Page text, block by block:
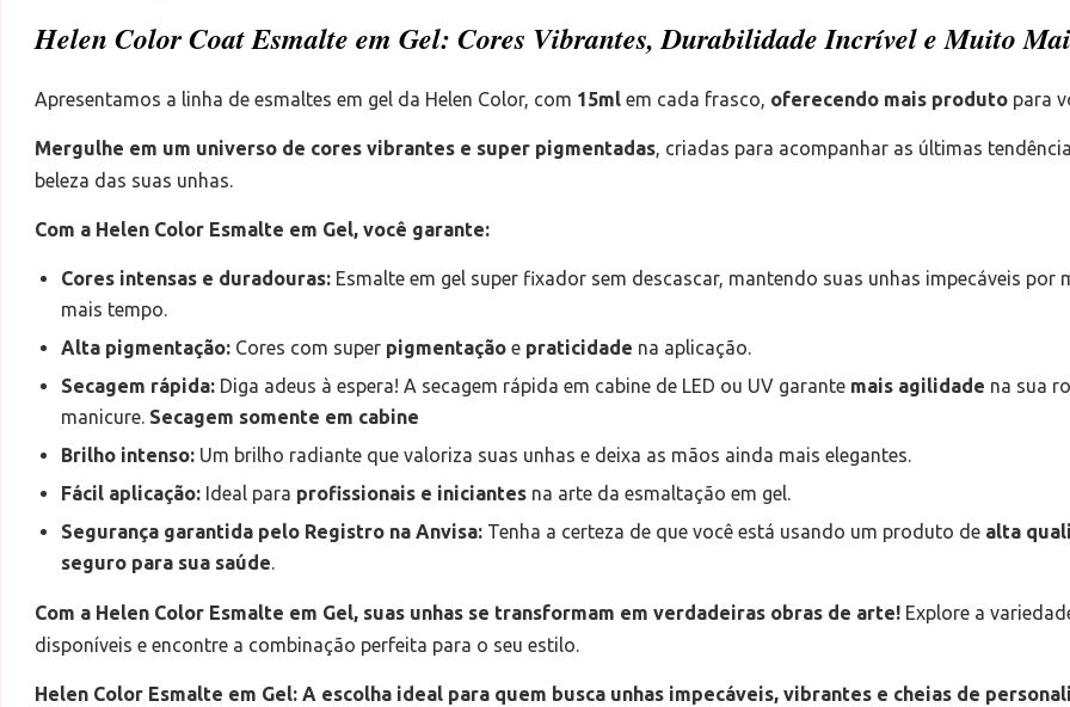
Helen Color Coat Esmalte em Gel: Cores Vibrantes, Durabilidade Incrível e Muito
Apresentamos a linha de esmaltes em gel da Helen Color, com 15ml em cada frasco, oferecendo mais produto para
Mergulhe em um universo de cores vibrantes e super pigmentadas, criadas para acompanhar as últimas
beleza das suas unhas.
Com a Helen Color Esmalte em Gel, você garante:
Cores intensas e duradouras: Esmalte em gel super fixador sem descascar, mantendo suas unhas impecáveis por
mais tempo.
Alta pigmentação: Cores com super pigmentação e praticidade na aplicação.
Secagem rápida: Diga adeus à espera! A secagem rápida em cabine de LED ou UV garante mais agilidade na sua
manicure. Secagem somente em cabine
Brilho intenso: Um brilho radiante que valoriza suas unhas e deixa as mãos ainda mais elegantes.
Fácil aplicação: Ideal para profissionais e iniciantes na arte da esmaltação em gel.
Segurança garantida pelo Registro na Anvisa: Tenha a certeza de que você está usando um produto de alta
seguro para sua saúde.
Com a Helen Color Esmalte em Gel, suas unhas se transformam em verdadeiras obras de arte! Explore a
disponíveis e encontre a combinação perfeita para o seu estilo.
Helen Color Esmalte em Gel: A escolha ideal para quem busca unhas impecáveis, vibrantes e cheias de